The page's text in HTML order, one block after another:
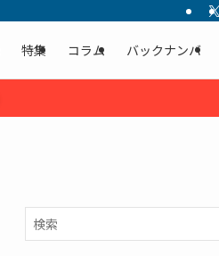
特集 コラム バックナンバ